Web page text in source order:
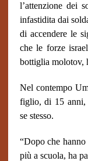
l’attenzione dei
infastidita dai
di accendere le
che le forze
bottiglia molotov,
Nel contempo
figlio, di 15 anni,
se stesso.
“Dopo che
più a scuola, ha